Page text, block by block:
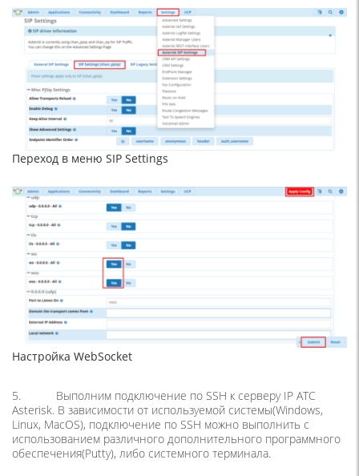
Переход в меню SIP Settings
Настройка WebSocket
5. Выполним подключение по SSH к серверу IP АТС
Asterisk. В зависимости от используемой системы(Windows,
Linux, MacOS), подключение по SSH можно выполнить с
использованием различного дополнительного программного
обеспечения(Putty), либо системного терминала.